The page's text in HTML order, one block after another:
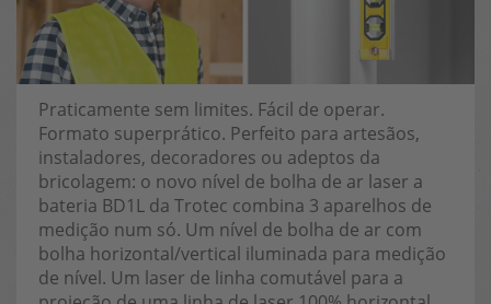
Praticamente sem limites. Fácil de operar.
Formato superprático. Perfeito para artesãos,
instaladores, decoradores ou adeptos da
bricolagem: o novo nível de bolha de ar laser a
bateria BD1L da Trotec combina 3 aparelhos de
medição num só. Um nível de bolha de ar com
bolha horizontal/vertical iluminada para medição
de nível. Um laser de linha comutável para a